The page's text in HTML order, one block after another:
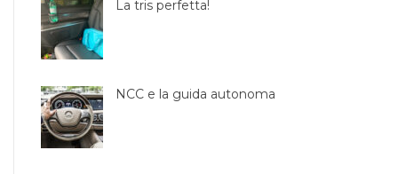
La tris perfetta!
NCC e la guida autonoma